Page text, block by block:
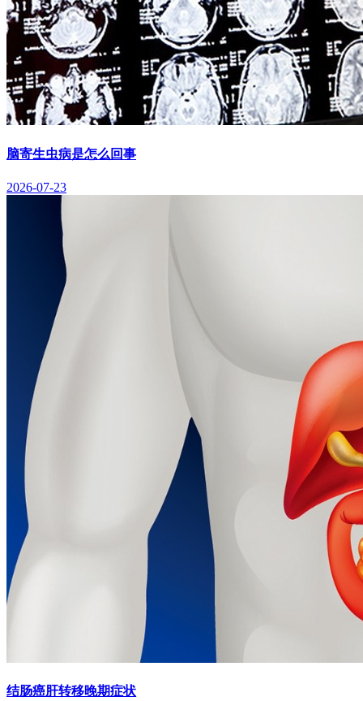
脑寄生虫病是怎么回事
2026-07-23
结肠癌肝转移晚期症状